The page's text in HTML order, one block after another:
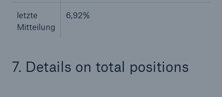
letzte
Mitteilung
6,92%
7. Details on total positions